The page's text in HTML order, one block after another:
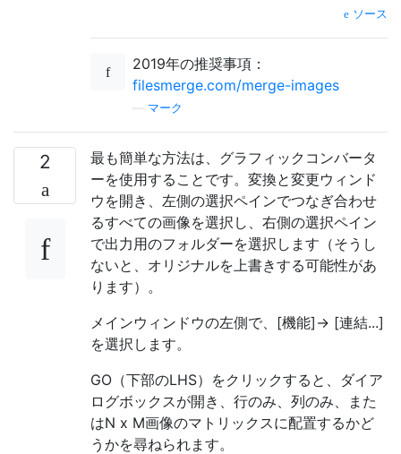
ソース
2019年の推奨事項：
filesmerge.com/merge-images
マーク
2
最も簡単な方法は、グラフィックコンバータ
ーを使用することです。変換と変更ウィンド
ウを開き、左側の選択ペインでつなぎ合わせ
るすべての画像を選択し、右側の選択ペイン
で出力用のフォルダーを選択します（そうし
ないと、オリジナルを上書きする可能性があ
ります）。
メインウィンドウの左側で、[機能]-> [連結...]
を選択します。
GO（下部のLHS）をクリックすると、ダイア
ログボックスが開き、行のみ、列のみ、また
はN x M画像のマトリックスに配置するかど
うかを尋ねられます。